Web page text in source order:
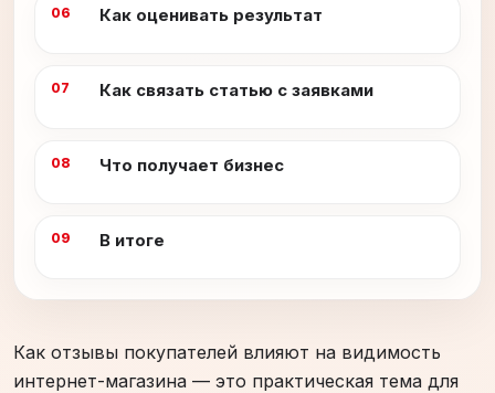
Как оценивать результат
Как связать статью с заявками
Что получает бизнес
В итоге
Как отзывы покупателей влияют на видимость
интернет-магазина — это практическая тема для